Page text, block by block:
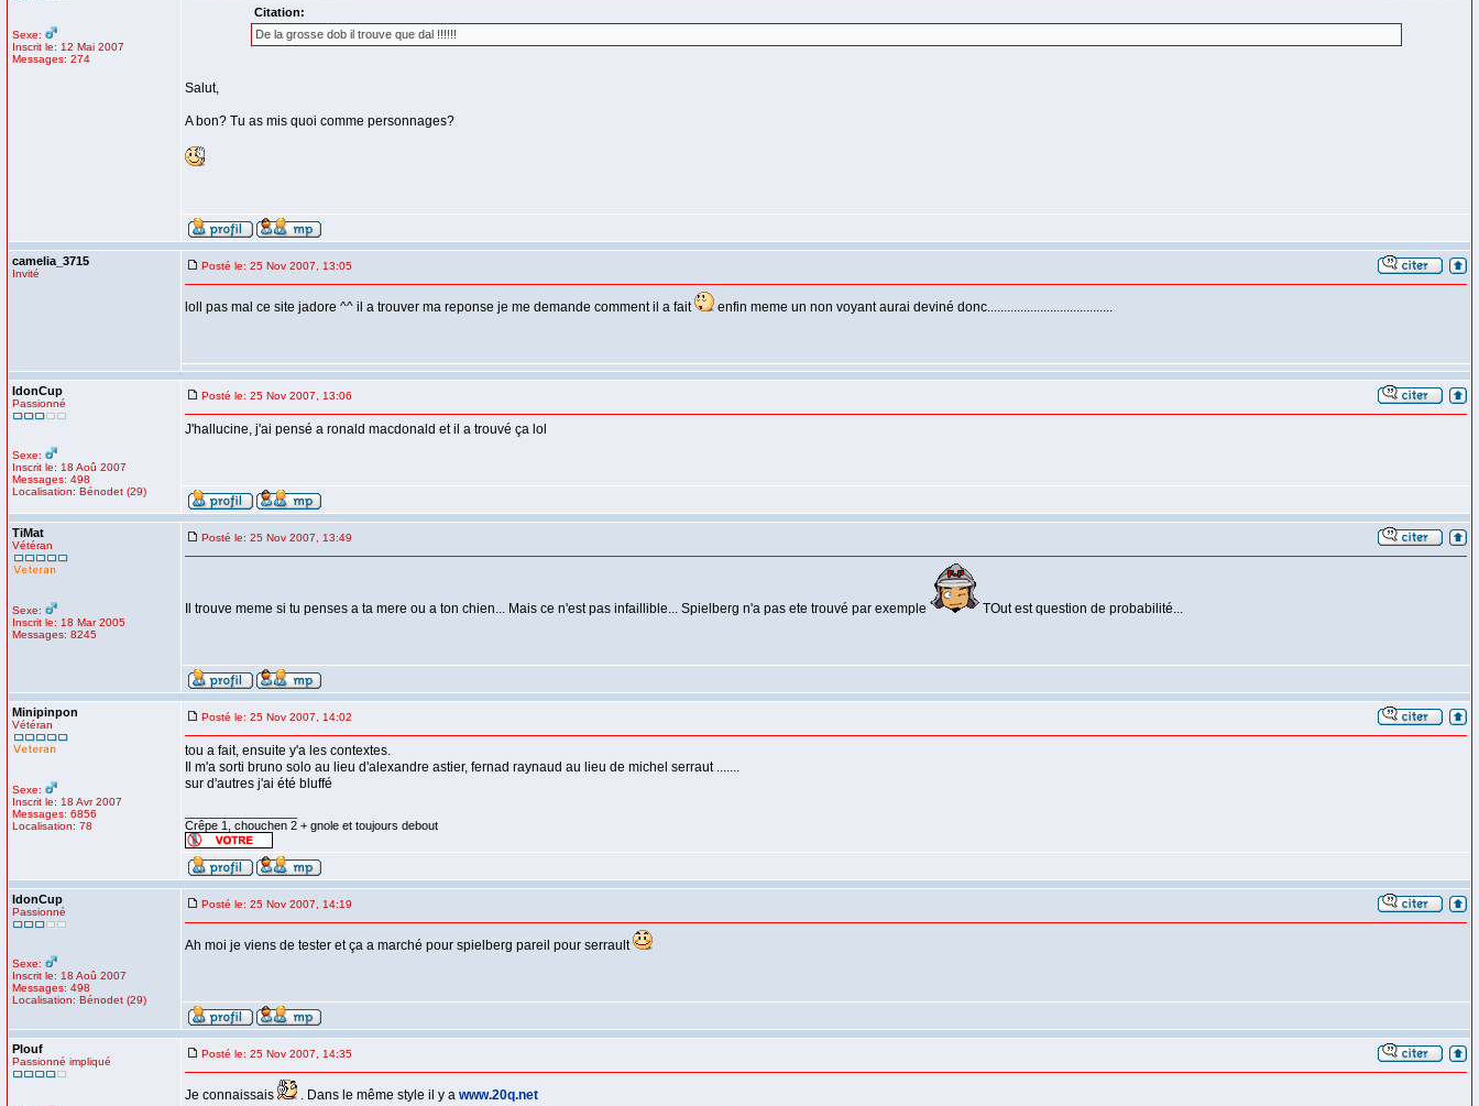
Sexe:
Inscrit le: 12 Mai 2007
Messages: 274
Citation:
De la grosse dob il trouve que dal !!!!!!
Salut,
A bon? Tu as mis quoi comme personnages?
camelia_3715
Invité
Posté le: 25 Nov 2007, 13:05
loll pas mal ce site jadore ^^ il a trouver ma reponse je me demande comment il a fait enfin meme un non voyant aurai deviné donc......................................
IdonCup
Passionné
Sexe:
Inscrit le: 18 Aoû 2007
Messages: 498
Localisation: Bénodet (29)
Posté le: 25 Nov 2007, 13:06
J'hallucine, j'ai pensé a ronald macdonald et il a trouvé ça lol
TiMat
Vétéran
Sexe:
Inscrit le: 18 Mar 2005
Messages: 8245
Posté le: 25 Nov 2007, 13:49
Il trouve meme si tu penses a ta mere ou a ton chien... Mais ce n'est pas infaillible... Spielberg n'a pas ete trouvé par exemple TOut est question de probabilité...
Minipinpon
Vétéran
Sexe:
Inscrit le: 18 Avr 2007
Messages: 6856
Localisation: 78
Posté le: 25 Nov 2007, 14:02
tou a fait, ensuite y'a les contextes.
Il m'a sorti bruno solo au lieu d'alexandre astier, fernad raynaud au lieu de michel serraut .......
sur d'autres j'ai été bluffé
Crêpe 1, chouchen 2 + gnole et toujours debout
IdonCup
Passionné
Sexe:
Inscrit le: 18 Aoû 2007
Messages: 498
Localisation: Bénodet (29)
Posté le: 25 Nov 2007, 14:19
Ah moi je viens de tester et ça a marché pour spielberg pareil pour serrault
Plouf
Passionné impliqué
Posté le: 25 Nov 2007, 14:35
Je connaissais . Dans le même style il y a www.20q.net